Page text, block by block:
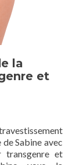
la
et
Sabine avec
transgenre et